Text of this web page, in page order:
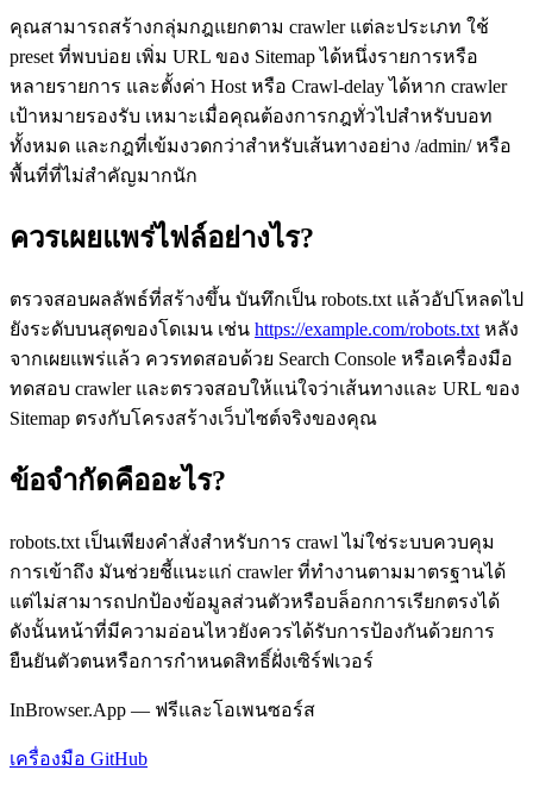
คุณสามารถสร้างกลุ่มกฎแยกตาม crawler แต่ละประเภท ใช้
preset ที่พบบ่อย เพิ่ม URL ของ Sitemap ได้หนึ่งรายการหรือ
หลายรายการ และตั้งค่า Host หรือ Crawl-delay ได้หาก crawler
เป้าหมายรองรับ เหมาะเมื่อคุณต้องการกฎทั่วไปสำหรับบอท
ทั้งหมด และกฎที่เข้มงวดกว่าสำหรับเส้นทางอย่าง /admin/ หรือ
พื้นที่ที่ไม่สำคัญมากนัก
ควรเผยแพร่ไฟล์อย่างไร?
ตรวจสอบผลลัพธ์ที่สร้างขึ้น บันทึกเป็น robots.txt แล้วอัปโหลดไป
ยังระดับบนสุดของโดเมน เช่น https://example.com/robots.txt หลัง
จากเผยแพร่แล้ว ควรทดสอบด้วย Search Console หรือเครื่องมือ
ทดสอบ crawler และตรวจสอบให้แน่ใจว่าเส้นทางและ URL ของ
Sitemap ตรงกับโครงสร้างเว็บไซต์จริงของคุณ
ข้อจำกัดคืออะไร?
robots.txt เป็นเพียงคำสั่งสำหรับการ crawl ไม่ใช่ระบบควบคุม
การเข้าถึง มันช่วยชี้แนะแก่ crawler ที่ทำงานตามมาตรฐานได้
แต่ไม่สามารถปกป้องข้อมูลส่วนตัวหรือบล็อกการเรียกตรงได้
ดังนั้นหน้าที่มีความอ่อนไหวยังควรได้รับการป้องกันด้วยการ
ยืนยันตัวตนหรือการกำหนดสิทธิ์ฝั่งเซิร์ฟเวอร์
InBrowser.App — ฟรีและโอเพนซอร์ส
เครื่องมือ GitHub